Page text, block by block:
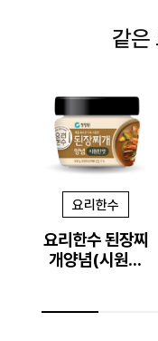
같은
요리한수
요리한수 된장찌
개양념(시원한